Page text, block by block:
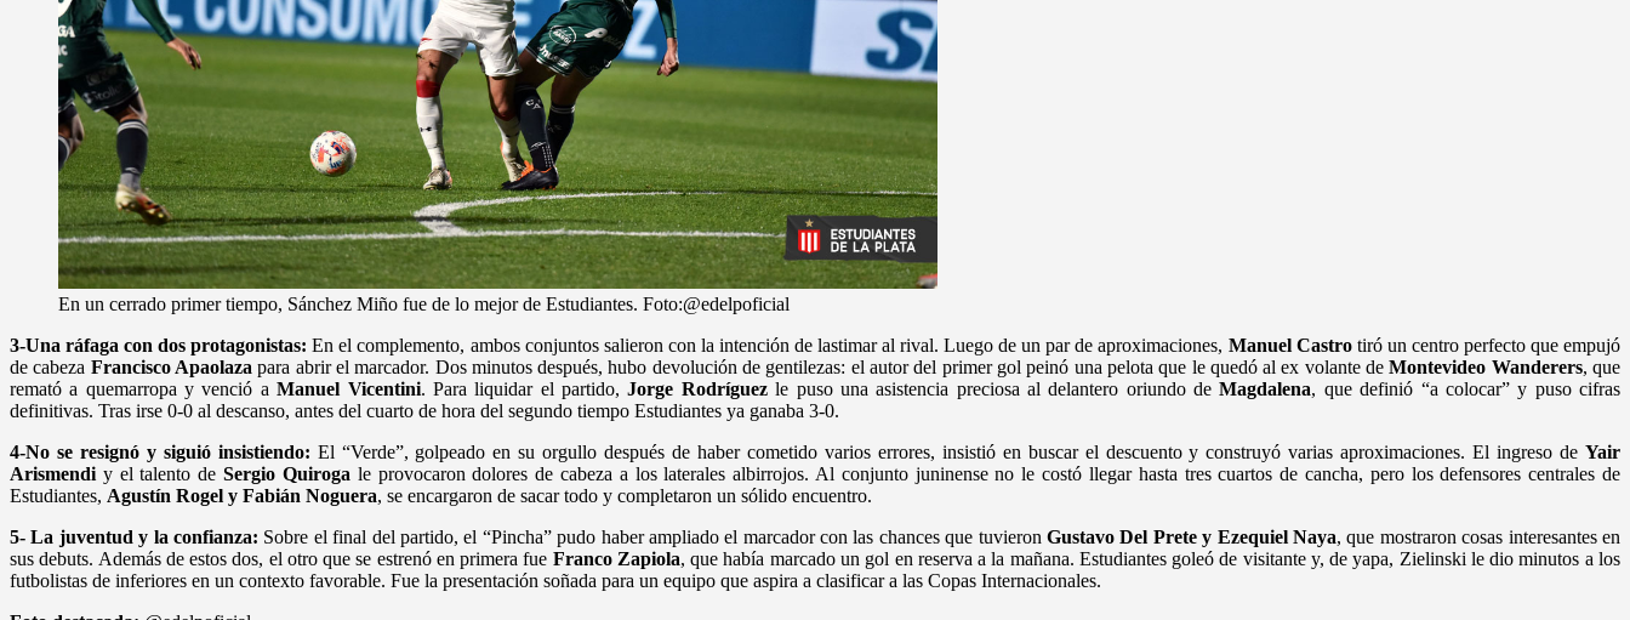
En un cerrado primer tiempo, Sánchez Miño fue de lo mejor de Estudiantes. Foto:@edelpoficial
3-Una ráfaga con dos protagonistas:En el complemento, ambos conjuntos salieron con la intención de lastimar al rival. Luego de un par de aproximaciones, Manuel Castrotiró un centro perfecto que empujó
de cabeza Francisco Apaolaza para abrir el marcador. Dos minutos después, hubo devolución de gentilezas: el autor del primer gol peinó una pelota que le quedó al ex volante deMontevideo Wanderers, que
remató a quemarropa y venció aManuel Vicentini. Para liquidar el partido,Jorge Rodríguezle puso una asistencia preciosa al delantero oriundo deMagdalena, que definió “a colocar” y puso cifras
definitivas. Tras irse 0-0 al descanso, antes del cuarto de hora del segundo tiempo Estudiantes ya ganaba 3-0.
4-No se resignó y siguió insistiendo: El “Verde”, golpeado en su orgullo después de haber cometido varios errores, insistió en buscar el descuento y construyó varias aproximaciones. El ingreso deYair
Arismendi y el talento deSergio Quiroga le provocaron dolores de cabeza a los laterales albirrojos. Al conjunto juninense no le costó llegar hasta tres cuartos de cancha, pero los defensores centrales de
Estudiantes, Agustín Rogel y Fabián Noguera, se encargaron de sacar todo y completaron un sólido encuentro.
5- La juventud y la confianza: Sobre el final del partido, el “Pincha” pudo haber ampliado el marcador con las chances que tuvieronGustavo Del Prete y Ezequiel Naya, que mostraron cosas interesantes en
sus debuts. Además de estos dos, el otro que se estrenó en primera fue Franco Zapiola, que había marcado un gol en reserva a la mañana. Estudiantes goleó de visitante y, de yapa, Zielinski le dio minutos a los
futbolistas de inferiores en un contexto favorable. Fue la presentación soñada para un equipo que aspira a clasificar a las Copas Internacionales.